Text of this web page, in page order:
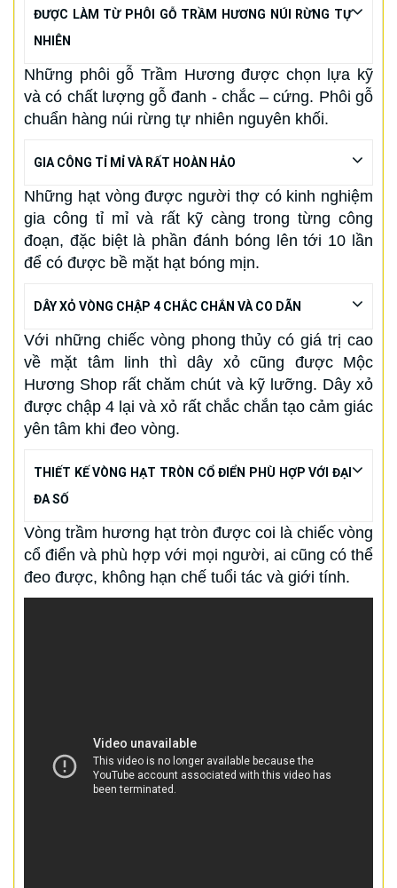
ĐƯỢC LÀM TỪ PHÔI GỖ TRẦM HƯƠNG NÚI RỪNG TỰ
NHIÊN
Những phôi gỗ Trầm Hương được chọn lựa kỹ
và có chất lượng gỗ đanh - chắc – cứng. Phôi gỗ
chuẩn hàng núi rừng tự nhiên nguyên khối.
GIA CÔNG TỈ MỈ VÀ RẤT HOÀN HẢO
Những hạt vòng được người thợ có kinh nghiệm
gia công tỉ mỉ và rất kỹ càng trong từng công
đoạn, đặc biệt là phần đánh bóng lên tới 10 lần
để có được bề mặt hạt bóng mịn.
DÂY XỎ VÒNG CHẬP 4 CHẮC CHẮN VÀ CO DÃN
Với những chiếc vòng phong thủy có giá trị cao
về mặt tâm linh thì dây xỏ cũng được Mộc
Hương Shop rất chăm chút và kỹ lưỡng. Dây xỏ
được chập 4 lại và xỏ rất chắc chắn tạo cảm giác
yên tâm khi đeo vòng.
THIẾT KẾ VÒNG HẠT TRÒN CỔ ĐIỂN PHÙ HỢP VỚI ĐẠI
ĐA SỐ
Vòng trầm hương hạt tròn được coi là chiếc vòng
cổ điển và phù hợp với mọi người, ai cũng có thể
đeo được, không hạn chế tuổi tác và giới tính.